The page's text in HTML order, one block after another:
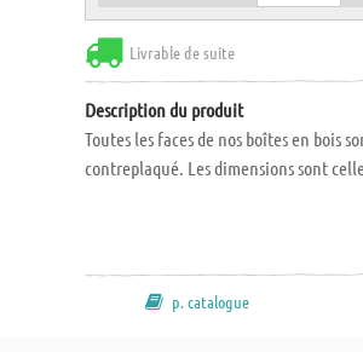
Livrable de suite
Description du produit
Toutes les faces de nos boîtes en bois
contreplaqué. Les dimensions sont
p. catalogue